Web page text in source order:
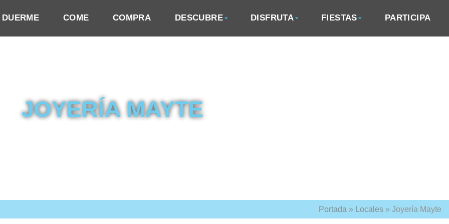
DUERME COME COMPRA DESCUBRE DISFRUTA FIESTAS PARTICIPA
JOYERÍA MAYTE
Portada » Locales » Joyería Mayte